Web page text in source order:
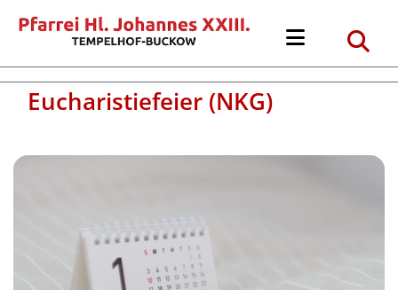
Eucharistiefeier (NKG)